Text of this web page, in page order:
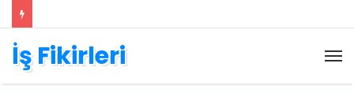
İş Fikirleri